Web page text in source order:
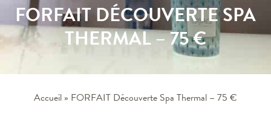
FORFAIT DÉCOUVERTE SPA
THERMAL – 75 €
Accueil » FORFAIT Découverte Spa Thermal – 75 €